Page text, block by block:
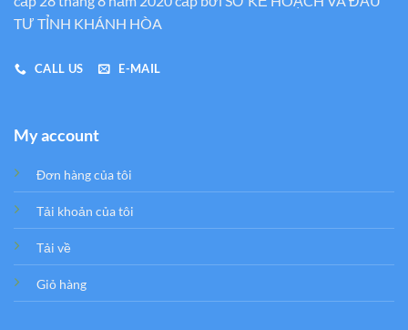
TƯ TỈNH KHÁNH HÒA
CALL US E-MAIL
My account
Đơn hàng của tôi
Tải khoản của tôi
Tải về
Giỏ hàng